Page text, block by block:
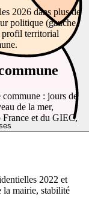
2026 dans plus de
politique (gauche,
profil territorial
: jours de
de la mer,
France et du GIEC,
2022 et
la mairie, stabilité